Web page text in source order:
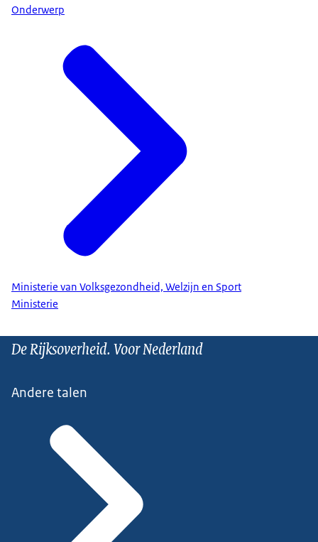
Onderwerp
Ministerie van Volksgezondheid, Welzijn en Sport
Ministerie
De Rijksoverheid. Voor Nederland
Andere talen